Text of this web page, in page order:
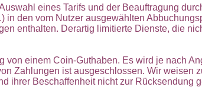
eines Tarifs und der Beauftragung
den vom Nutzer ausgewählten
enthalten. Derartig limitierte Dienste, die
von einem Coin-Guthaben. Es wird je nach
Zahlungen ist ausgeschlossen. Wir weisen
ihrer Beschaffenheit nicht zur Rücksendung